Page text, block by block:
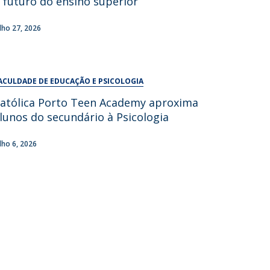
UDIP
Segurança e Emergência
27, 2026
DE EDUCAÇÃO E PSICOLOGIA
Porto Teen Academy aproxima
do secundário à Psicologia
6, 2026